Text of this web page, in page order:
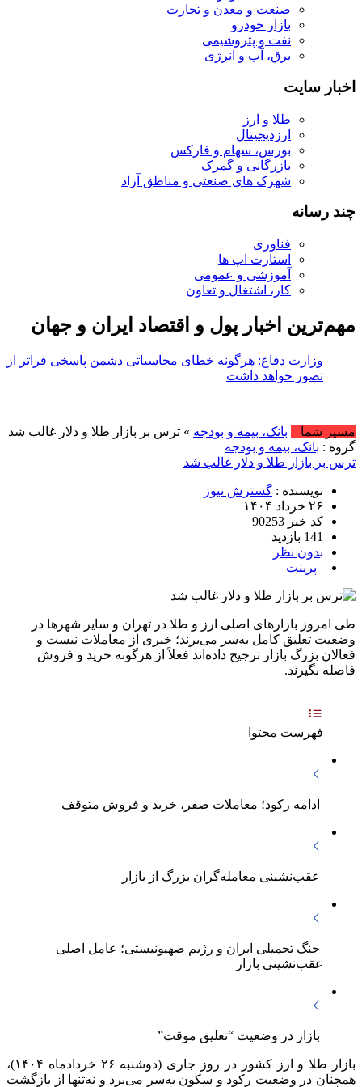
صنعت و معدن و تجارت
بازار خودرو
نفت و پتروشیمی
برق، آب و انرژی
اخبار سایت
طلا و ارز
ارزدیجیتال
بورس، سهام و فارکس
بازرگانی و گمرک
شهرک های صنعتی و مناطق آزاد
چند رسانه
فناوری
استارت اپ ها
آموزشی و عمومی
کار، اشتغال و تعاون
مهم‌ترین اخبار پول و اقتصاد ایران و جهان
وزارت دفاع: هرگونه خطای محاسباتی دشمن پاسخی فراتر از
تصور خواهد داشت
مسیر شما بانک، بیمه و بودجه » ترس بر بازار طلا و دلار غالب شد
گروه : بانک، بیمه و بودجه
ترس بر بازار طلا و دلار غالب شد
نویسنده : گسترش نیوز
۲۶ خرداد ۱۴۰۴
کد خبر 90253
141 بازدید
بدون نظر
پرینت
طی امروز بازارهای اصلی ارز و طلا در تهران و سایر شهرها در
وضعیت تعلیق کامل به‌سر می‌برند؛ خبری از معاملات نیست و
فعالان بزرگ بازار ترجیح داده‌اند فعلاً از هرگونه خرید و فروش
فاصله بگیرند.
فهرست محتوا
ادامه رکود؛ معاملات صفر، خرید و فروش متوقف
عقب‌نشینی معامله‌گران بزرگ از بازار
جنگ تحمیلی ایران و رژیم صهیونیستی؛ عامل اصلی
عقب‌نشینی بازار
بازار در وضعیت “تعلیق موقت”
بازار طلا و ارز کشور در روز جاری (دوشنبه ۲۶ خردادماه ۱۴۰۴)،
همچنان در وضعیت رکود و سکون به‌سر می‌برد و نه‌تنها از بازگشت